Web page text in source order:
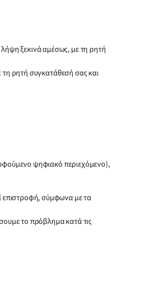
ξεκινά αμέσως, με τη ρητή
ρητή συγκατάθεσή σας και
ψηφιακό περιεχόμενο),
επιστροφή, σύμφωνα με τα
το πρόβλημα κατά τις